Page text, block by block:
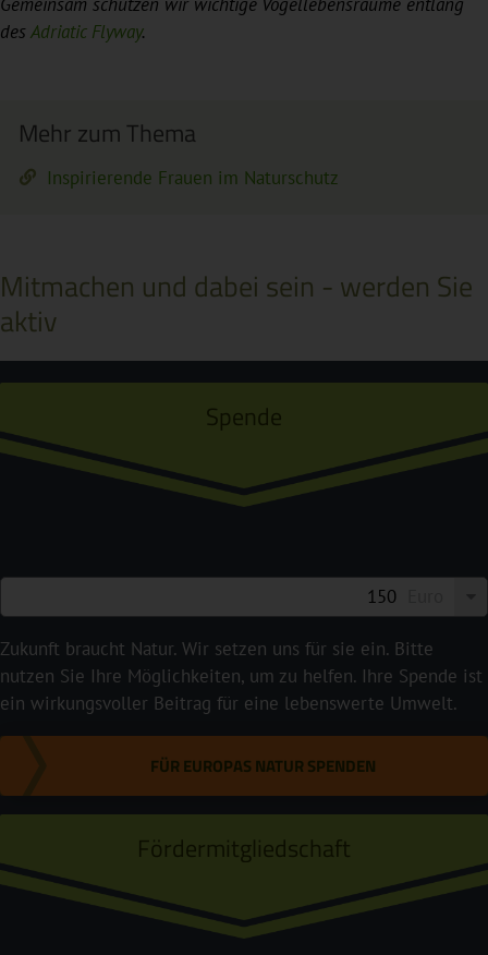
des Adriatic Flyway.
Mehr zum Thema
Inspirierende Frauen im Naturschutz
Mitmachen und dabei sein - werden Sie
aktiv
Spende
Zukunft braucht Natur. Wir setzen uns für sie ein. Bitte
nutzen Sie Ihre Möglichkeiten, um zu helfen. Ihre Spende ist
ein wirkungsvoller Beitrag für eine lebenswerte Umwelt.
FÜR EUROPAS NATUR SPENDEN
Fördermitgliedschaft